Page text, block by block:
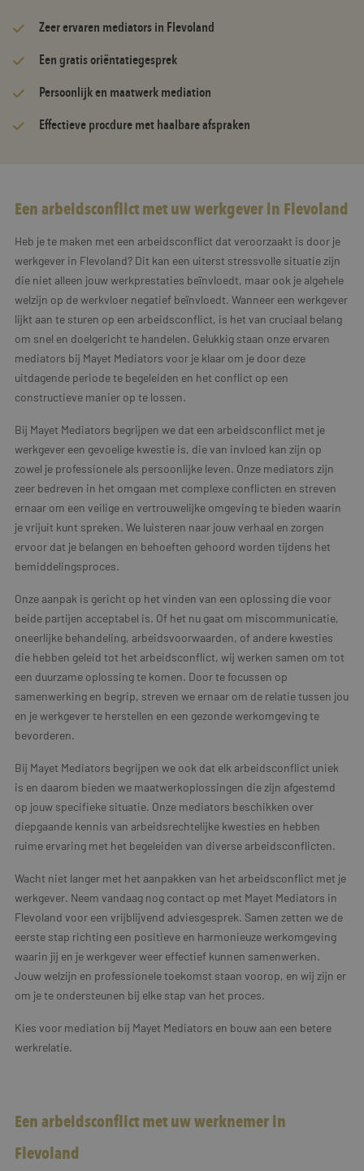
Zeerervaren mediators in Flevoland
Een gratis oriëntatiegesprek
Persoonlijk en maatwerk mediation
Effectieve procdure met haalbare afspraken
Een arbeidsconflict met uw werkgever in Flevoland
Heb je te maken met een arbeidsconflict dat veroorzaakt is door je
werkgever in Flevoland? Dit kan een uiterst stressvolle situatie zijn
die niet alleen jouw werkprestaties beïnvloedt, maar ook je algehele
welzijn op de werkvloer negatief beïnvloedt. Wanneer een werkgever
lijkt aan te sturen op een arbeidsconflict, is het van cruciaal belang
om snel en doelgericht te handelen. Gelukkig staan onze ervaren
mediators bij Mayet Mediators voor je klaar om je door deze
uitdagende periode te begeleiden en het conflict op een
constructieve manier op te lossen.
Bij Mayet Mediators begrijpen we dat een arbeidsconflict met je
werkgever een gevoelige kwestie is, die van invloed kan zijn op
zowel je professionele als persoonlijke leven. Onze mediators zijn
zeer bedreven in het omgaan met complexe conflicten en streven
ernaar om een veilige en vertrouwelijke omgeving te bieden waarin
je vrijuit kunt spreken. We luisteren naar jouw verhaal en zorgen
ervoor dat je belangen en behoeften gehoord worden tijdens het
bemiddelingsproces.
Onze aanpak is gericht op het vinden van een oplossing die voor
beide partijen acceptabel is. Of het nu gaat om miscommunicatie,
oneerlijke behandeling, arbeidsvoorwaarden, of andere kwesties
die hebben geleid tot het arbeidsconflict, wij werken samen om tot
een duurzame oplossing te komen. Door te focussen op
samenwerking en begrip, streven we ernaar om de relatie tussen jou
en je werkgever te herstellen en een gezonde werkomgeving te
bevorderen.
Bij Mayet Mediators begrijpen we ook dat elk arbeidsconflict uniek
is en daarom bieden we maatwerkoplossingen die zijn afgestemd
op jouw specifieke situatie. Onze mediators beschikken over
diepgaande kennis van arbeidsrechtelijke kwesties en hebben
ruime ervaring met het begeleiden van diverse arbeidsconflicten.
Wacht niet langer met het aanpakken van het arbeidsconflict met je
werkgever. Neem vandaag nog contact op met Mayet Mediators in
Flevoland voor een vrijblijvend adviesgesprek. Samen zetten we de
eerste stap richting een positieve en harmonieuze werkomgeving
waarin jij en je werkgever weer effectief kunnen samenwerken.
Jouw welzijn en professionele toekomst staan voorop, en wij zijn er
om je te ondersteunen bij elke stap van het proces.
Kies voor mediation bij Mayet Mediators en bouw aan een betere
werkrelatie.
Een arbeidsconflict met uw werknemer in
Flevoland